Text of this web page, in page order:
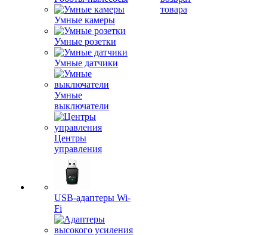
Умные камеры
Умные розетки
Умные датчики
Умные
выключатели
Центры
управления
USB-адаптеры Wi-
Fi
товара